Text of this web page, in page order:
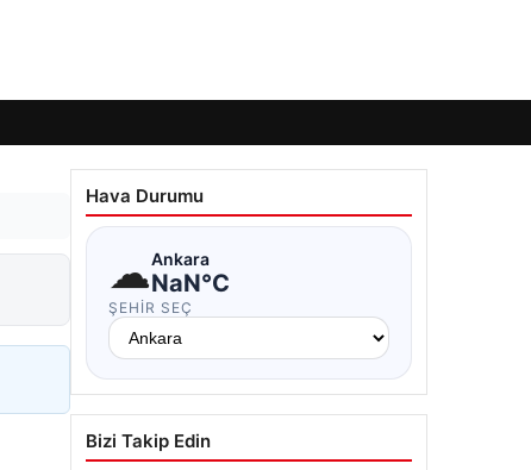
Hava Durumu
☁Ankara
NaN°C
ŞEHIR SEÇ
Bizi Takip Edin